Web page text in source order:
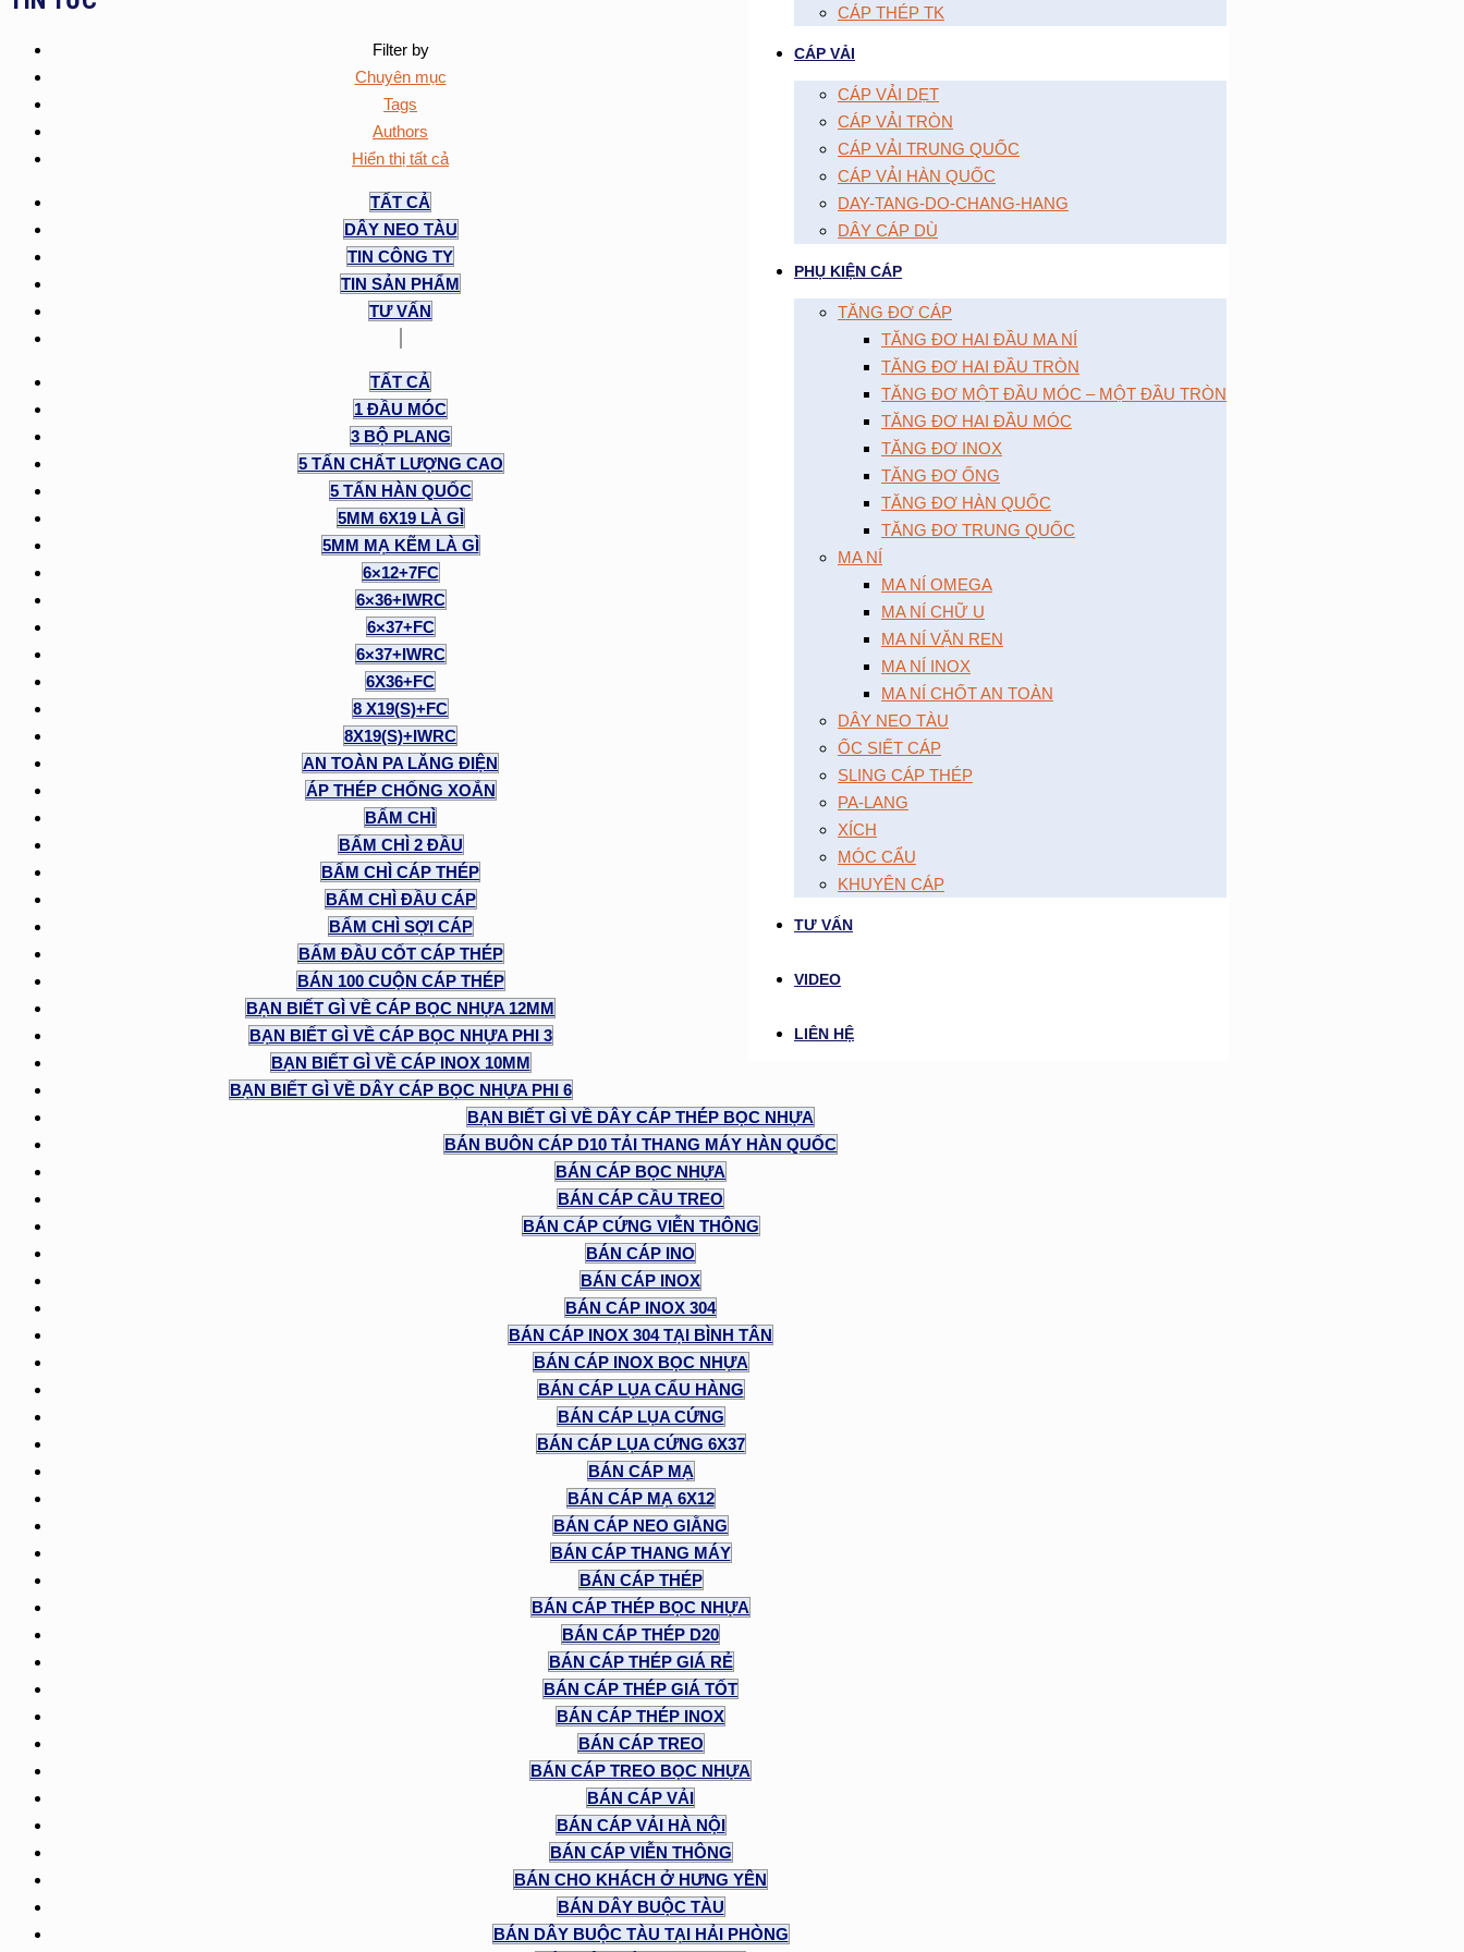
CÁP THÉP TK
CÁP VẢI
CÁP VẢI DẸT
CÁP VẢI TRÒN
CÁP VẢI TRUNG QUỐC
CÁP VẢI HÀN QUỐC
DAY-TANG-DO-CHANG-HANG
DÂY CÁP DÙ
PHỤ KIỆN CÁP
TĂNG ĐƠ CÁP
TĂNG ĐƠ HAI ĐẦU MA NÍ
TĂNG ĐƠ HAI ĐẦU TRÒN
TĂNG ĐƠ MỘT ĐẦU MÓC – MỘT ĐẦU TRÒN
TĂNG ĐƠ HAI ĐẦU MÓC
TĂNG ĐƠ INOX
TĂNG ĐƠ ỐNG
TĂNG ĐƠ HÀN QUỐC
TĂNG ĐƠ TRUNG QUỐC
MA NÍ
MA NÍ OMEGA
MA NÍ CHỮ U
MA NÍ VẶN REN
MA NÍ INOX
MA NÍ CHỐT AN TOÀN
DÂY NEO TÀU
ỐC SIẾT CÁP
SLING CÁP THÉP
PA-LANG
XÍCH
MÓC CẨU
KHUYÊN CÁP
TƯ VẤN
VIDEO
LIÊN HỆ
Filter by
Chuyên mục
Tags
Authors
Hiển thị tất cả
TẤT CẢ
DÂY NEO TÀU
TIN CÔNG TY
TIN SẢN PHẨM
TƯ VẤN
TẤT CẢ
1 ĐẦU MÓC
3 BỘ PLANG
5 TẤN CHẤT LƯỢNG CAO
5 TẤN HÀN QUỐC
5MM 6X19 LÀ GÌ
5MM MẠ KẼM LÀ GÌ
6×12+7FC
6×36+IWRC
6×37+FC
6×37+IWRC
6X36+FC
8 X19(S)+FC
8X19(S)+IWRC
AN TOÀN PA LĂNG ĐIỆN
ÁP THÉP CHỐNG XOẮN
BẤM CHÌ
BẤM CHÌ 2 ĐẦU
BẤM CHÌ CÁP THÉP
BẤM CHÌ ĐẦU CÁP
BẤM CHÌ SỢI CÁP
BẤM ĐẦU CỐT CÁP THÉP
BÁN 100 CUỘN CÁP THÉP
BẠN BIẾT GÌ VỀ CÁP BỌC NHỰA 12MM
BẠN BIẾT GÌ VỀ CÁP BỌC NHỰA PHI 3
BẠN BIẾT GÌ VỀ CÁP INOX 10MM
BẠN BIẾT GÌ VỀ DÂY CÁP BỌC NHỰA PHI 6
BẠN BIẾT GÌ VỀ DÂY CÁP THÉP BỌC NHỰA
BÁN BUÔN CÁP D10 TẢI THANG MÁY HÀN QUỐC
BÁN CÁP BỌC NHỰA
BÁN CÁP CẦU TREO
BÁN CÁP CỨNG VIỄN THÔNG
BÁN CÁP INO
BÁN CÁP INOX
BÁN CÁP INOX 304
BÁN CÁP INOX 304 TẠI BÌNH TÂN
BÁN CÁP INOX BỌC NHỰA
BÁN CÁP LỤA CẨU HÀNG
BÁN CÁP LỤA CỨNG
BÁN CÁP LỤA CỨNG 6X37
BÁN CÁP MẠ
BÁN CÁP MẠ 6X12
BÁN CÁP NEO GIẰNG
BÁN CÁP THANG MÁY
BÁN CÁP THÉP
BÁN CÁP THÉP BỌC NHỰA
BÁN CÁP THÉP D20
BÁN CÁP THÉP GIÁ RẺ
BÁN CÁP THÉP GIÁ TỐT
BÁN CÁP THÉP INOX
BÁN CÁP TREO
BÁN CÁP TREO BỌC NHỰA
BÁN CÁP VẢI
BÁN CÁP VẢI HÀ NỘI
BÁN CÁP VIỄN THÔNG
BÁN CHO KHÁCH Ở HƯNG YÊN
BÁN DÂY BUỘC TÀU
BÁN DÂY BUỘC TÀU TẠI HẢI PHÒNG